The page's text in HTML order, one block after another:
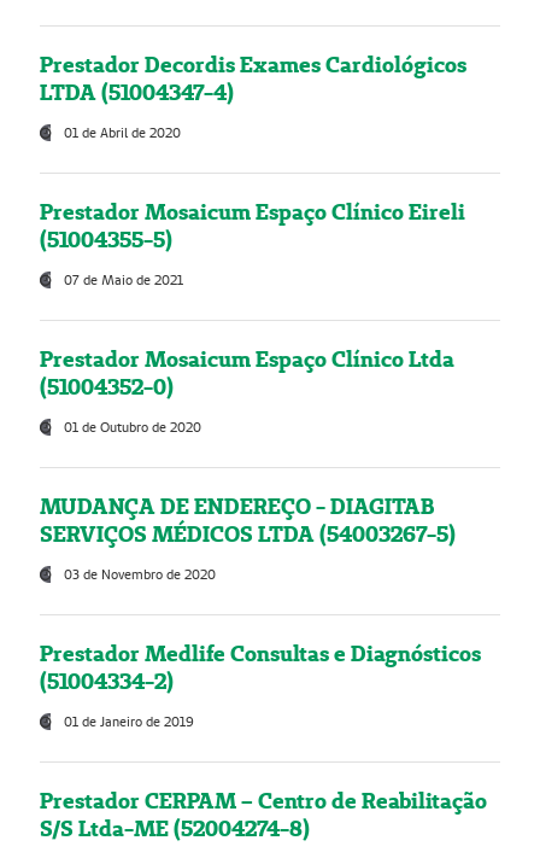
Prestador Decordis Exames Cardiológicos
LTDA (51004347-4)
01 de Abril de 2020
Prestador Mosaicum Espaço Clínico Eireli
(51004355-5)
07 de Maio de 2021
Prestador Mosaicum Espaço Clínico Ltda
(51004352-0)
01 de Outubro de 2020
MUDANÇA DE ENDEREÇO - DIAGITAB
SERVIÇOS MÉDICOS LTDA (54003267-5)
03 de Novembro de 2020
Prestador Medlife Consultas e Diagnósticos
(51004334-2)
01 de Janeiro de 2019
Prestador CERPAM – Centro de Reabilitação
S/S Ltda-ME (52004274-8)